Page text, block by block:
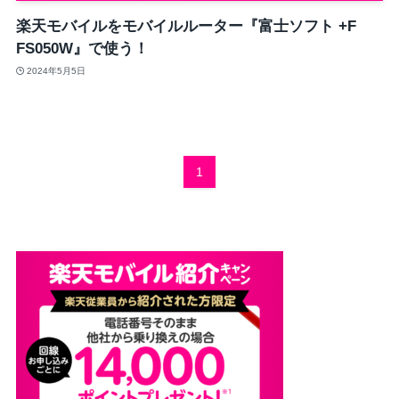
楽天モバイルをモバイルルーター『富士ソフト +F
FS050W』で使う！
2024年5月5日
1